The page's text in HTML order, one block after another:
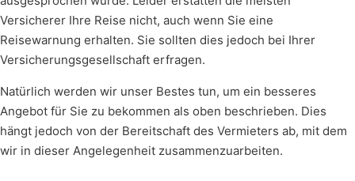
Versicherer Ihre Reise nicht, auch wenn Sie eine
Reisewarnung erhalten. Sie sollten dies jedoch bei Ihrer
Versicherungsgesellschaft erfragen.
Natürlich werden wir unser Bestes tun, um ein besseres
Angebot für Sie zu bekommen als oben beschrieben. Dies
hängt jedoch von der Bereitschaft des Vermieters ab, mit dem
wir in dieser Angelegenheit zusammenzuarbeiten.